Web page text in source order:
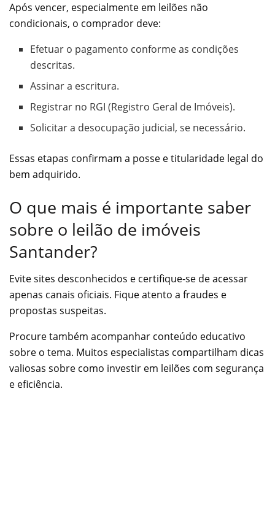
Após vencer, especialmente em leilões não
condicionais, o comprador deve:
Efetuar o pagamento conforme as condições
descritas.
Assinar a escritura.
Registrar no RGI (Registro Geral de Imóveis).
Solicitar a desocupação judicial, se necessário.
Essas etapas confirmam a posse e titularidade legal do
bem adquirido.
O que mais é importante saber
sobre o leilão de imóveis
Santander?
Evite sites desconhecidos e certifique-se de acessar
apenas canais oficiais. Fique atento a fraudes e
propostas suspeitas.
Procure também acompanhar conteúdo educativo
sobre o tema. Muitos especialistas compartilham dicas
valiosas sobre como investir em leilões com segurança
e eficiência.